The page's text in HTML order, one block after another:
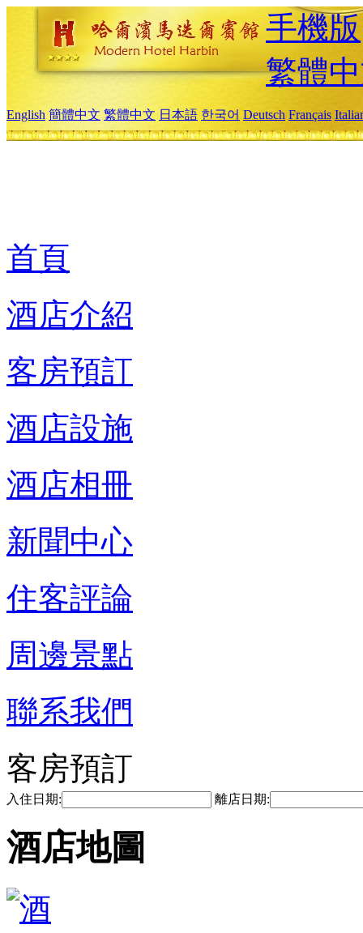
手機版
繁體
English 簡體中文 繁體中文 日本語 한국어 Deutsch Français
首頁
酒店介紹
客房預訂
酒店設施
酒店相冊
新聞中心
住客評論
周邊景點
聯系我們
客房預訂
入住日期: 離店日期:
酒店地圖